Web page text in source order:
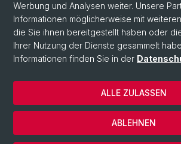
LinkedIn
TikTok
Werbung und Analysen weiter. Unsere
Informationen möglicherweise mit
die Sie ihnen bereitgestellt haben oder
Ihrer Nutzung der Dienste gesammelt
Informationen finden Sie in der
ABLEHNEN
ALLE ZULASSEN